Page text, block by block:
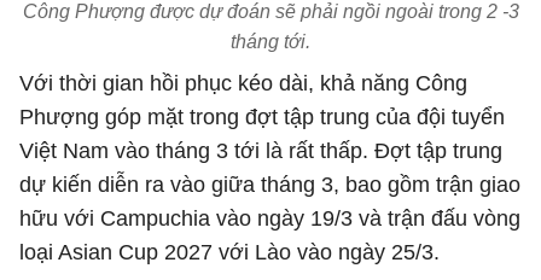
Công Phượng được dự đoán sẽ phải ngồi ngoài trong 2 -3
tháng tới.
Với thời gian hồi phục kéo dài, khả năng Công
Phượng góp mặt trong đợt tập trung của đội tuyển
Việt Nam vào tháng 3 tới là rất thấp. Đợt tập trung
dự kiến diễn ra vào giữa tháng 3, bao gồm trận giao
hữu với Campuchia vào ngày 19/3 và trận đấu vòng
loại Asian Cup 2027 với Lào vào ngày 25/3.